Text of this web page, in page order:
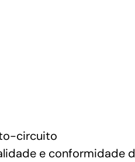
circuito
e conformidade